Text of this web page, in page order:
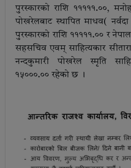
पुरस्कारको राशि १११११.००,
पोखरेलबाट स्थापित माधव(
पुरस्कारको राशि १११११.०० र
सहसचिव एवम् साहित्यकार
नन्दकुमारी पोखरेल स्मृति
१५०००.०० रहेको छ ।